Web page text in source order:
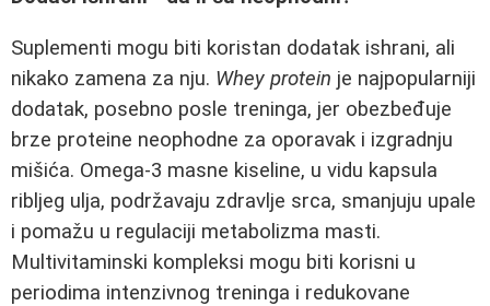
Suplementi mogu biti koristan dodatak ishrani, ali
nikako zamena za nju. Whey protein je najpopularniji
dodatak, posebno posle treninga, jer obezbeđuje
brze proteine neophodne za oporavak i izgradnju
mišića. Omega-3 masne kiseline, u vidu kapsula
ribljeg ulja, podržavaju zdravlje srca, smanjuju upale
i pomažu u regulaciji metabolizma masti.
Multivitaminski kompleksi mogu biti korisni u
periodima intenzivnog treninga i redukovane